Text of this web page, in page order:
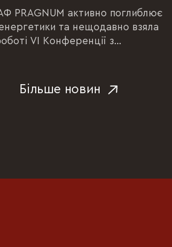
PRAGNUM активно поглиблює
та нещодавно взяла
VI Конференції з
Більше новин